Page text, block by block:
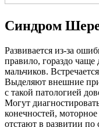
Синдром
Развивается из-за
правило, гораздо чаще
мальчиков.
Выделяют внешние
с такой патологией
Могут
конечностей,
отстают в развитии